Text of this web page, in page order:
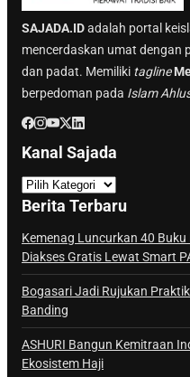
SAJADA.IDadalah portal
mencerdaskan umat dengan
dan padat. Memiliki tagline
berpedoman pada Islam
Kanal Sajada
K
a
n
a
l
a
j
a
d
Berita Terbaru
Kemenag Luncurkan 40 Buku
Diakses Gratis Lewat Smart
Bogasari Jadi Rujukan
Banding
ASHURI Bangun Kemitraan
Ekosistem Haji